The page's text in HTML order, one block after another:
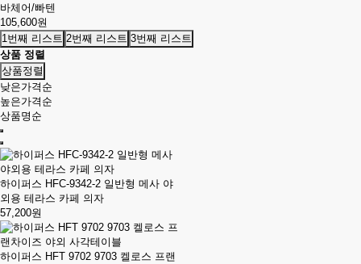
바체어/빠텐
105,600원
1번째 리스트 2번째 리스트 3번째 리스트
상품 정렬
상품정렬
낮은가격순
높은가격순
상품명순
하이퍼스 HFC-9342-2 일반형 메사 야
외용 테라스 카페 의자
57,200원
하이퍼스 HFT 9702 9703 켈로스 프랜